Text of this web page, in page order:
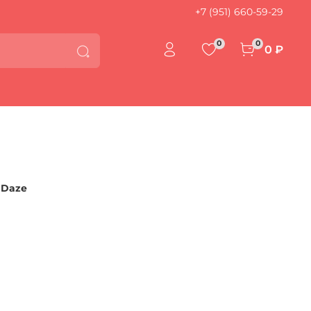
+7 (951) 660-59-29
0 0 0 ₽